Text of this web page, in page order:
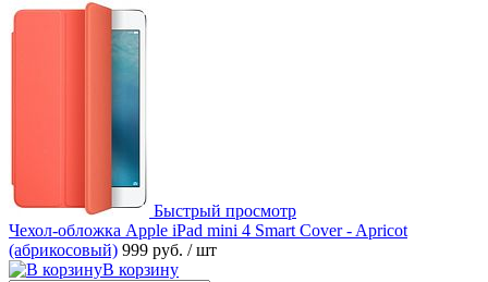
Быстрый просмотр
Чехол-обложка Apple iPad mini 4 Smart Cover - Apricot
(абрикосовый) 999 руб. / шт
В корзину